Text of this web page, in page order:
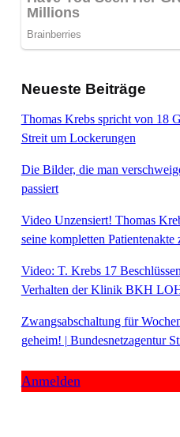
Neueste Beiträge
Thomas Krebs spricht von 18
Streit um Lockerungen
Die Bilder, die man
passiert
Video Unzensiert! Thomas
seine kompletten Patientenakte
Video: T. Krebs 17
Verhalten der Klinik BKH
Zwangsabschaltung für
geheim! | Bundesnetzagentur
Anmelden